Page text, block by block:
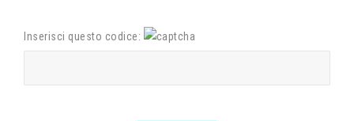
Inserisci questo codice: